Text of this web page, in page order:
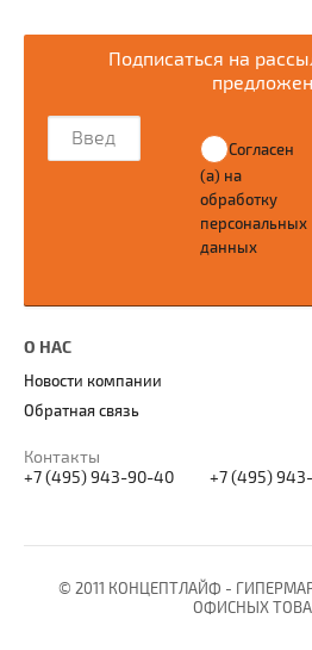
Подписаться на
Согласен
(а) на
обработку
персональных
данных
О НАС
Новости компании
Обратная связь
Контакты
+7 (495) 943-90-40
+7 (495)
© 2011 КОНЦЕПТЛАЙФ -
ОФИСНЫХ